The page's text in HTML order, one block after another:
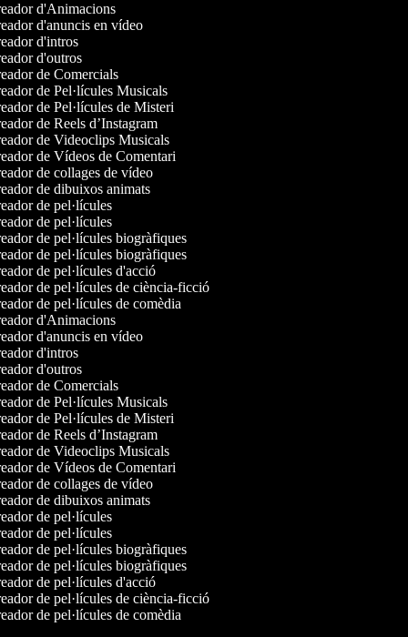
d'Animacions
d'anuncis en vídeo
d'intros
d'outros
de Comercials
de Pel·lícules Musicals
de Pel·lícules de Misteri
de Reels d’Instagram
de Videoclips Musicals
de Vídeos de Comentari
de collages de vídeo
de dibuixos animats
de pel·lícules
de pel·lícules
de pel·lícules biogràfiques
de pel·lícules biogràfiques
de pel·lícules d'acció
de pel·lícules de ciència-ficció
de pel·lícules de comèdia
d'Animacions
d'anuncis en vídeo
d'intros
d'outros
de Comercials
de Pel·lícules Musicals
de Pel·lícules de Misteri
de Reels d’Instagram
de Videoclips Musicals
de Vídeos de Comentari
de collages de vídeo
de dibuixos animats
de pel·lícules
de pel·lícules
de pel·lícules biogràfiques
de pel·lícules biogràfiques
de pel·lícules d'acció
de pel·lícules de ciència-ficció
de pel·lícules de comèdia